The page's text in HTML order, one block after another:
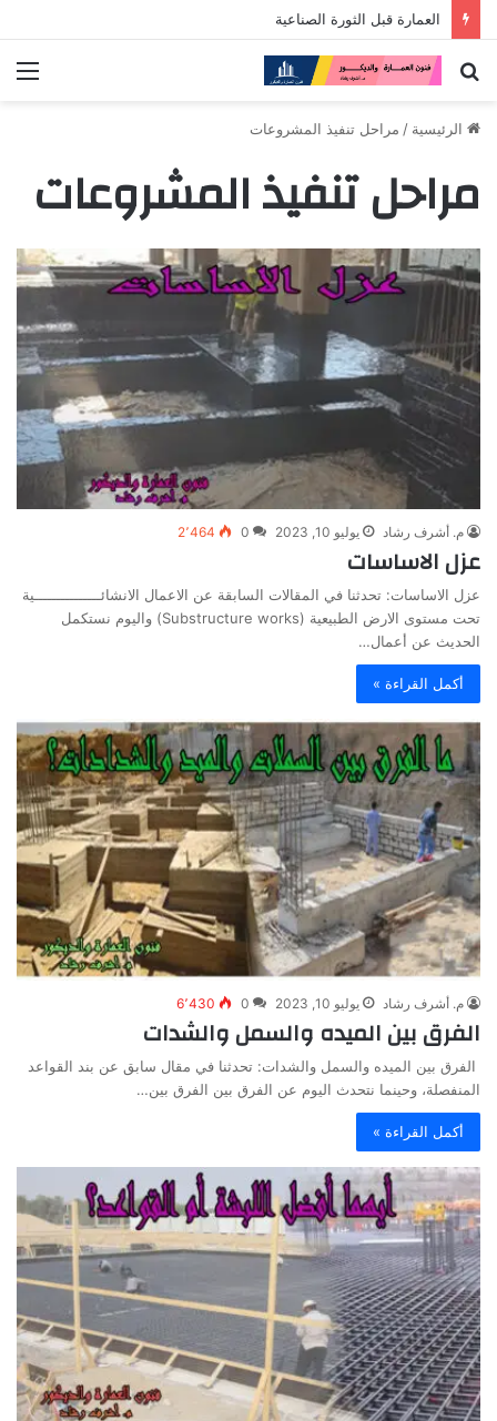
العمارة قبل الثورة الصناعية
بحث
الرئيسية / مراحل تنفيذ المشروعات
مراحل تنفيذ المشروعات
م. أشرف رشاد يوليو 10, 2023 0 2٬464
عزل الاساسات
عزل الاساسات: تحدثنا في المقالات السابقة عن الاعمال الانشائـــــــــــــــية
تحت مستوى الارض الطبيعية (Substructure works) واليوم نستكمل
الحديث عن أعمال…
أكمل القراءة »
م. أشرف رشاد يوليو 10, 2023 0 6٬430
الفرق بين الميده والسمل والشدات
الفرق بين الميده والسمل والشدات: تحدثنا في مقال سابق عن بند القواعد
المنفصلة، وحينما نتحدث اليوم عن الفرق بين الفرق بين…
أكمل القراءة »